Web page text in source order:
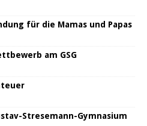
für die Mamas und Papas
am GSG
Stresemann-Gymnasium